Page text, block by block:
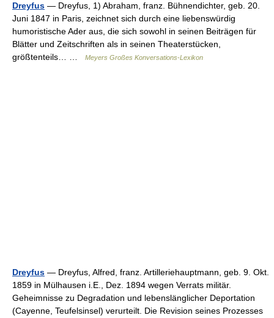
Dreyfus — Dreyfus, 1) Abraham, franz. Bühnendichter, geb. 20.
Juni 1847 in Paris, zeichnet sich durch eine liebenswürdig
humoristische Ader aus, die sich sowohl in seinen Beiträgen für
Blätter und Zeitschriften als in seinen Theaterstücken,
größtenteils… …
Meyers Großes Konversations-Lexikon
Dreyfus — Dreyfus, Alfred, franz. Artilleriehauptmann, geb. 9. Okt.
1859 in Mülhausen i.E., Dez. 1894 wegen Verrats militär.
Geheimnisse zu Degradation und lebenslänglicher Deportation
(Cayenne, Teufelsinsel) verurteilt. Die Revision seines Prozesses